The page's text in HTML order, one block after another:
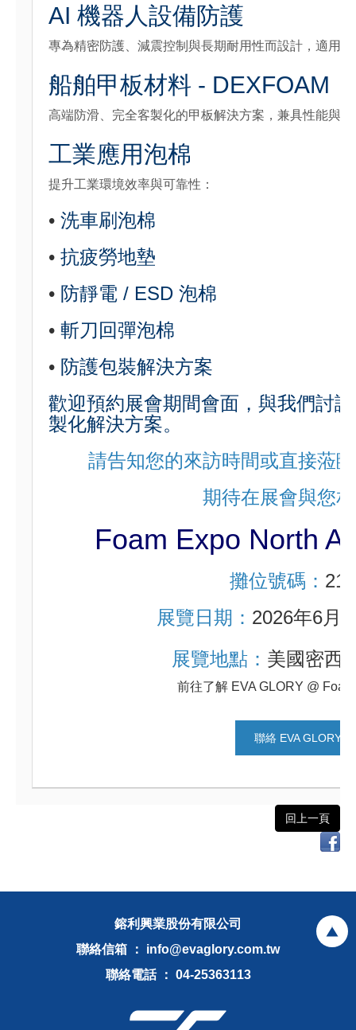
AI 機器人設備防護
專為精密防護、減震控制與長期耐用性而設計，適用
船舶甲板材料 - DEXFOAM
高端防滑、完全客製化的甲板解決方案，兼具性能與美
工業應用泡棉
提升工業環境效率與可靠性：
• 洗車刷泡棉
• 抗疲勞地墊
• 防靜電 / ESD 泡棉
• 斬刀回彈泡棉
• 防護包裝解決方案
歡迎預約展會期間會面，與我們討
製化解決方案。
請告知您的來訪時間或直接蒞
期待在展會與您
Foam Expo North
攤位號碼：
展覽日期： 2026年6月
展覽地點： 美國密西
前往了解 EVA GLORY @
聯絡 EVA GLORY
回上一頁
鎔利興業股份有限公司
聯絡信箱 ： info@evaglory.com.tw
聯絡電話 ： 04-25363113